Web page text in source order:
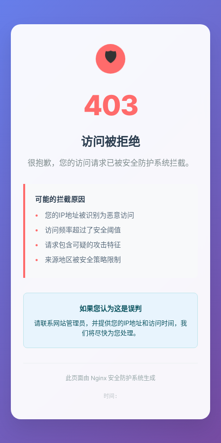
403
访问被拒绝
很抱歉，您的访问请求已被安全防护系统拦截。
可能的拦截原因
您的IP地址被识别为恶意访问
访问频率超过了安全阈值
请求包含可疑的攻击特征
来源地区被安全策略限制
如果您认为这是误判
请联系网站管理员，并提供您的IP地址和访问时间，我
们将尽快为您处理。
此页面由 Nginx 安全防护系统生成
时间: